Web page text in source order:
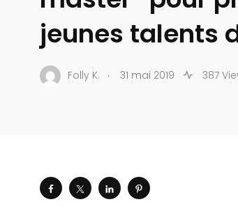
jeunes talents
Folly K. . 31 mai 2019 387